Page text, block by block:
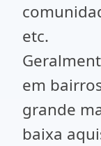
etc.
em
grande
baixa